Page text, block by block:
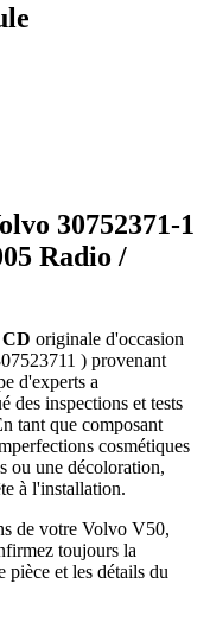
30752371-1
Radio /
originale d'occasion
) provenant
d'experts a
des inspections et tests
tant que composant
cosmétiques
ou une décoloration,
à l'installation.
de votre Volvo V50,
toujours la
pièce et les détails du